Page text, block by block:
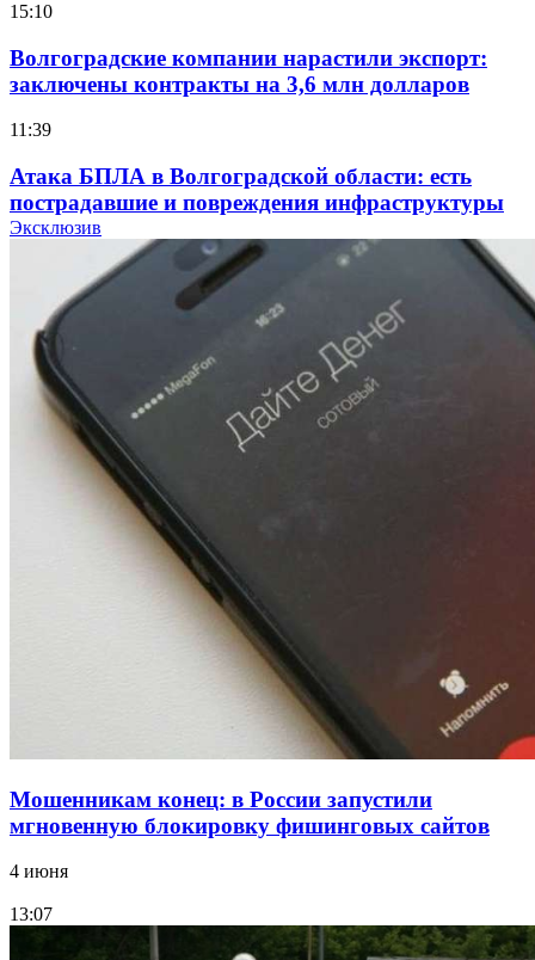
15:10
Волгоградские компании нарастили экспорт:
заключены контракты на 3,6 млн долларов
11:39
Атака БПЛА в Волгоградской области: есть
пострадавшие и повреждения инфраструктуры
Волгоградские вузы в топе зарплатного
рейтинга: ВолгГТУ и ВолгГМУ вошли в топ‑15
для химической отрасли и фармацевтики
18:39
В Красноармейском районе Волгограда стартует
конкурс на ремонт моста через Волго‑Донской
судоходный канал
Фестиваль #ТриЧетыре в Волгограде пройдёт
11–13 сентября в рамках Года единства народов
Эксклюзив
Мошенникам конец: в России запустили
мгновенную блокировку фишинговых сайтов
4 июня
13:07